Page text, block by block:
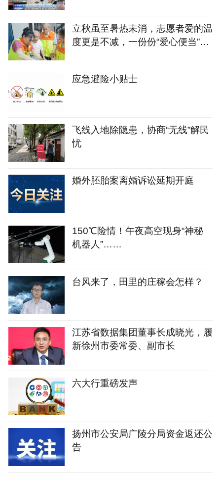
立秋虽至暑热未消，志愿者爱的温
度更是不减，一份份“爱心便当”暖
应急避险小贴士
飞线入地除隐患，协商“无线”解民
忧
婚外胚胎案离婚诉讼延期开庭
150℃险情！午夜高空现身“神秘
机器人”……
台风来了，田里的庄稼会怎样？
江苏省数据集团董事长成晓光，履
新徐州市委常委、副市长
六大行重磅发声
扬州市公安局广陵分局资金返还公
告